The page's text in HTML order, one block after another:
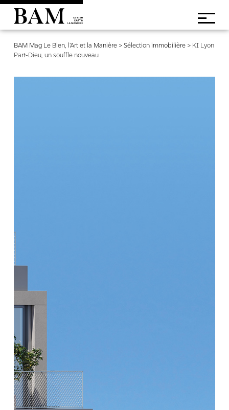
BAM Mag Le Bien, l'Art et la Manière >Sélection immobilière > KI Lyon
Part-Dieu, un souffle nouveau